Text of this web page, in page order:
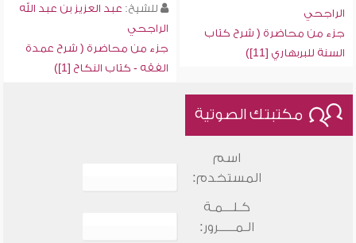
الراجحي
جزء من محاضرة ( شرح كتاب
السنة للبربهاري [11])
للشيخ: عبد العزيز بن عبد الله
الراجحي
جزء من محاضرة ( شرح عمدة
الفقه - كتاب النكاح [1])
مكتبتك الصوتية
اسم
المستخدم:
كـلـــمـة
الـمـــــرور: